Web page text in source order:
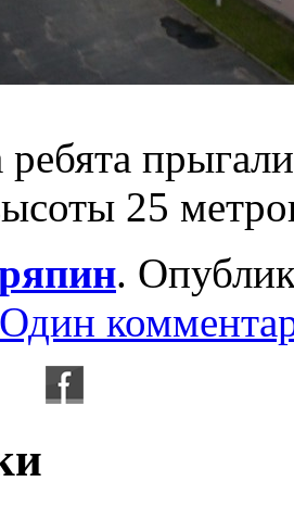
ребята
25
.
Один